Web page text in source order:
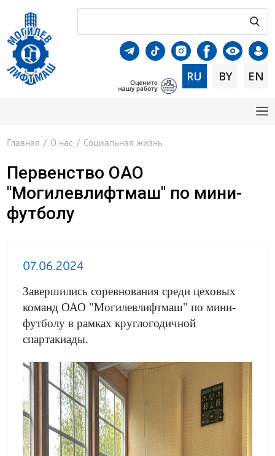
RU BY EN
Главная / О нас / Социальная жизнь
Первенство ОАО
"Могилевлифтмаш" по мини-
футболу
07.06.2024
Завершились соревнования среди цеховых
команд ОАО "Могилевлифтмаш" по мини-
футболу в рамках круглогодичной
спартакиады.